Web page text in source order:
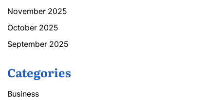
November 2025
October 2025
September 2025
Categories
Business